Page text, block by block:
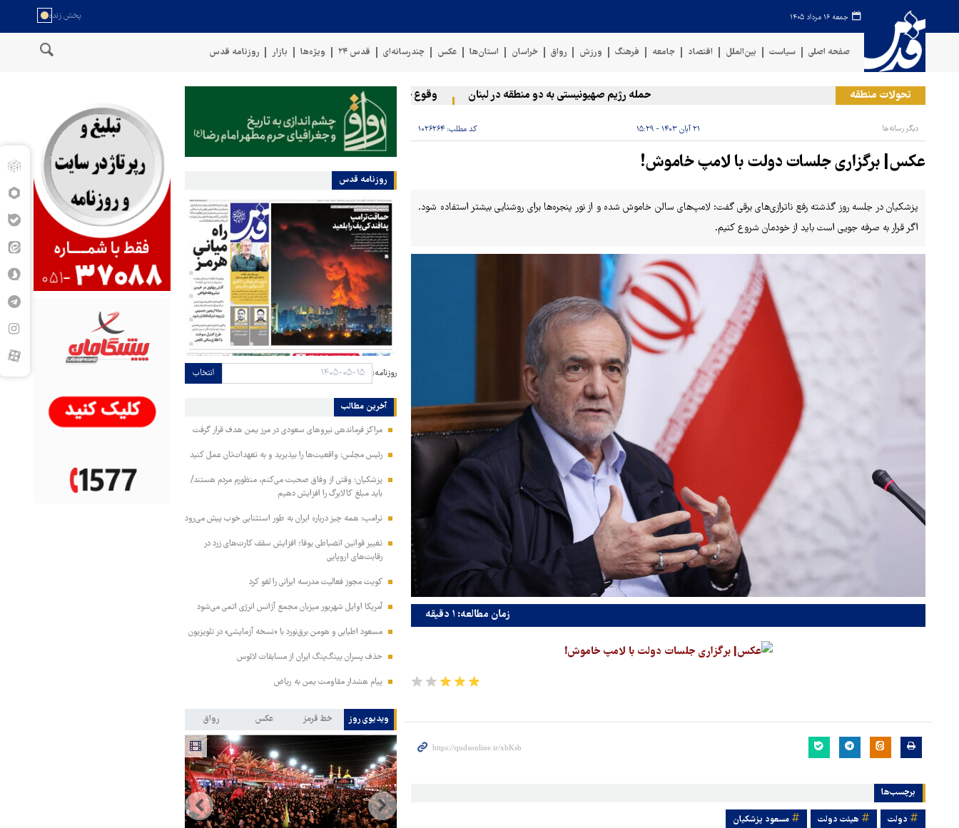
جمعه ۱۶ مرداد ۱۴۰۵
صفحه اصلی سیاست بین‌الملل اقتصاد جامعه فرهنگ ورزش رواق خراسان استان‌ها عکس چندرسانه‌ای قدس ۲۴ ویژه‌ها بازار روزنامه قدس
تحولات منطقه حمله رژیم صهیونیستی به دو منطقه در لبنان وقوع حادثه دریایی در سواحل عمان
دیگر رسانه‌ها ۲۱ آبان ۱۴۰۳ - ۱۵:۲۹ کد مطلب: ۱۰۲۶۲۶۴
عکس| برگزاری جلسات دولت با لامپ خاموش!
پزشکیان در جلسه روز گذشته رفع ناترازی‌های برقی گفت: لامپ‌های سالن خاموش شده و از نور پنجره‌ها برای روشنایی بیشتر استفاده شود.
اگر قرار به صرفه جویی است باید از خودمان شروع کنیم.
زمان مطالعه: ۱ دقیقه
برچسب‌ها
دولت هیئت دولت مسعود پزشکیان
روزنامه قدس
روزنامه: انتخاب
آخرین مطالب
مراکز فرماندهی نیروهای سعودی در مرز یمن هدف قرار گرفت
رئیس مجلس: واقعیت‌ها را بپذیرید و به تعهدات‌تان عمل کنید
پزشکیان: وقتی از وفاق صحبت می‌کنم، منظورم مردم هستند/
باید مبلغ کالابرگ را افزایش دهیم
ترامپ: همه چیز درباره ایران به طور استثنایی خوب پیش می‌رود
تغییر قوانین انضباطی یوفا؛ افزایش سقف کارت‌های زرد در
رقابت‌های اروپایی
کویت مجوز فعالیت مدرسه ایرانی را لغو کرد
آمریکا اوایل شهریور میزبان مجمع آژانس انرژی اتمی می‌شود
مسعود اطیابی و هومن برق‌نورد با «نسخه آزمایشی» در تلویزیون
حذف پسران پینگ‌پنگ ایران از مسابقات لائوس
پیام هشدار مقاومت یمن به ریاض
ویدیوی روز خط قرمز عکس رواق